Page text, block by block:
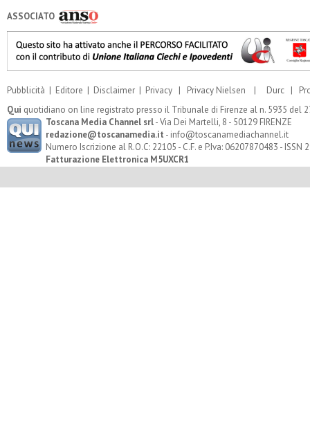
ASSOCIATO
Pubblicità | Editore | Disclaimer | Privacy | Privacy Nielsen | Durc |
Qui quotidiano on line registrato presso il Tribunale di Firenze al n. 5935 del
Toscana Media Channel srl- Via Dei Martelli, 8 - 50129 FIRENZE
redazione@toscanamedia.it - info@toscanamediachannel.it
Numero Iscrizione al R.O.C: 22105 - C.F. e P.Iva: 06207870483 - ISSN
Fatturazione Elettronica M5UXCR1